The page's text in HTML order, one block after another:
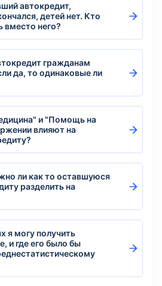
автокредит,
детей нет. Кто
вместо него?
гражданам
да, то одинаковые ли
и "Помощь на
влияют на
ли как то оставшуюся
разделить на
я могу получить
и где его было бы